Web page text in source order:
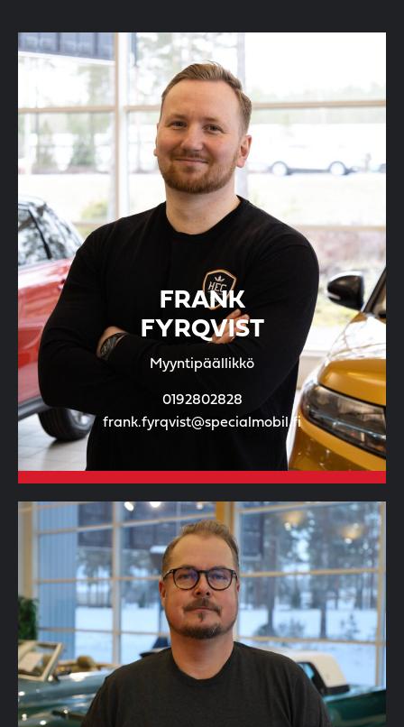
FRANK
FYRQVIST
Myyntipäällikkö
0192802828
frank.fyrqvist@specialmobil.fi